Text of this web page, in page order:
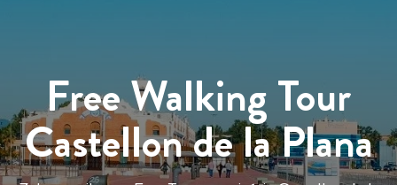
Free Walking Tour
Castellon de la Plana